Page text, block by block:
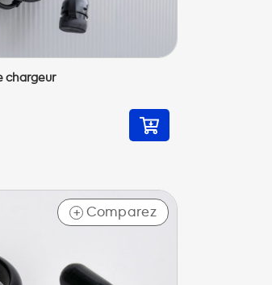
chargeur
+ Comparez